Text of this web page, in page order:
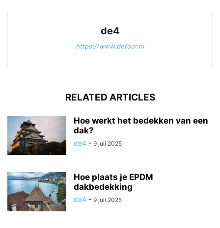
de4
https://www.defour.nl
RELATED ARTICLES
Hoe werkt het bedekken van een
dak?
de4 - 9 juli 2025
Hoe plaats je EPDM
dakbedekking
de4 - 9 juli 2025